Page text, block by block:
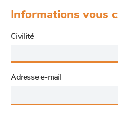
Informations vous
Civilité
Adresse e-mail